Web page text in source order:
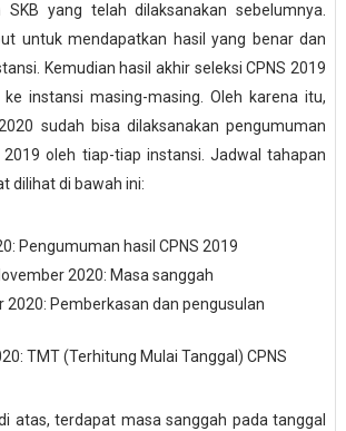
SKB yang telah dilaksanakan sebelumnya.
untuk mendapatkan hasil yang benar dan
Kemudian hasil akhir seleksi CPNS 2019
instansi masing-masing. Oleh karena itu,
sudah bisa dilaksanakan pengumuman
2019 oleh tiap-tiap instansi. Jadwal tahapan
dilihat di bawah ini:
Pengumuman hasil CPNS 2019
2020: Masa sanggah
2020: Pemberkasan dan pengusulan
TMT (Terhitung Mulai Tanggal) CPNS
atas, terdapat masa sanggah pada tanggal